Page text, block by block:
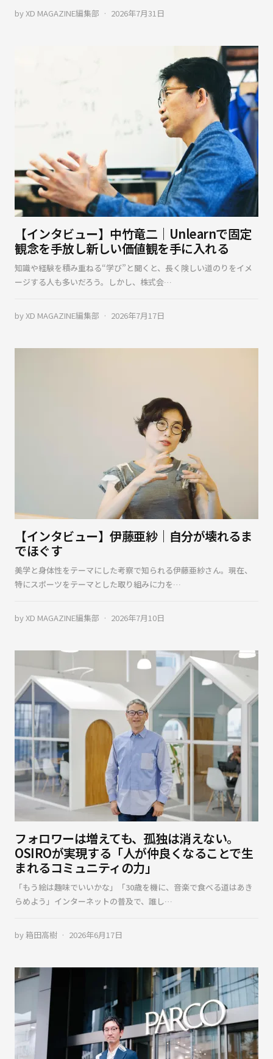
byXD MAGAZINE編集部 2026年7月31日
【インタビュー】中竹竜二｜Unlearnで固定
観念を手放し新しい価値観を手に入れる
知識や経験を積み重ねる“学び”と聞くと、長く険しい道のりをイメ
ージする人も多いだろう。しかし、株式会…
byXD MAGAZINE編集部 2026年7月17日
【インタビュー】伊藤亜紗｜自分が壊れるま
でほぐす
美学と身体性をテーマにした考察で知られる伊藤亜紗さん。現在、
特にスポーツをテーマとした取り組みに力を…
byXD MAGAZINE編集部 2026年7月10日
フォロワーは増えても、孤独は消えない。
OSIROが実現する「人が仲良くなることで生
まれるコミュニティの力」
「もう絵は趣味でいいかな」「30歳を機に、音楽で食べる道はあき
らめよう」インターネットの普及で、誰し…
by箱田高樹 2026年6月17日